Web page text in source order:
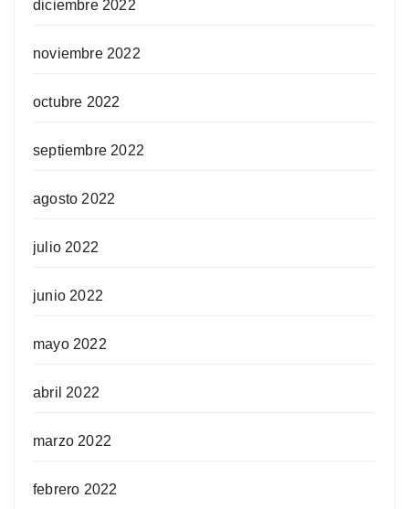
diciembre 2022
noviembre 2022
octubre 2022
septiembre 2022
agosto 2022
julio 2022
junio 2022
mayo 2022
abril 2022
marzo 2022
febrero 2022